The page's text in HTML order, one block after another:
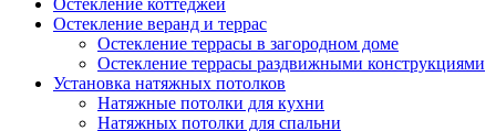
Остекление коттеджей
Остекление веранд и террас
Остекление террасы в загородном доме
Остекление террасы раздвижными конструкциями
Установка натяжных потолков
Натяжные потолки для кухни
Натяжных потолки для спальни